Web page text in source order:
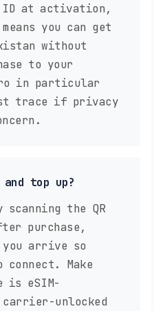
ID at activation,
you can get
without
to your
in particular
trace if privacy
top up?
the QR
purchase,
arrive so
Make
is eSIM-
carrier-unlocked